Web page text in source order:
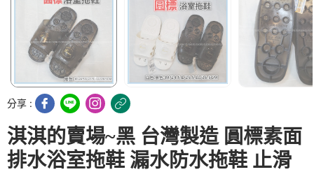
分享 :
淇淇的賣場~黑 台灣製造 圓標素面
排水浴室拖鞋 漏水防水拖鞋 止滑